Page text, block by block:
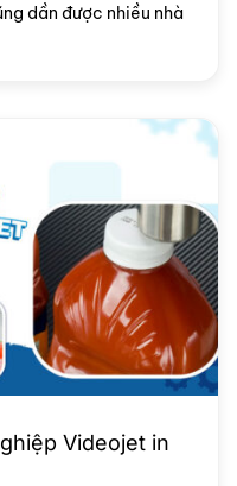
dần được nhiều nhà
Videojet in